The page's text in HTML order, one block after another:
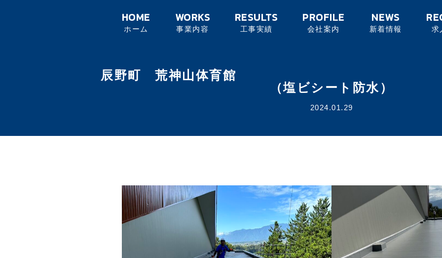
HOME
ホーム
WORKS
事業内容
RESULTS
工事実績
PROFILE
会社案内
NEWS
新着情報 求
辰野町 荒神山体育館 防
（塩ビシート防水）
2024.01.29